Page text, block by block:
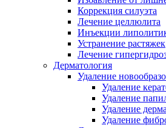
Коррекция силуэта
Лечение целлюлита
Инъекции
Устранение растяжек
Лечение
Дерматология
Удаление
Удаление
Удаление
Удаление
Удаление